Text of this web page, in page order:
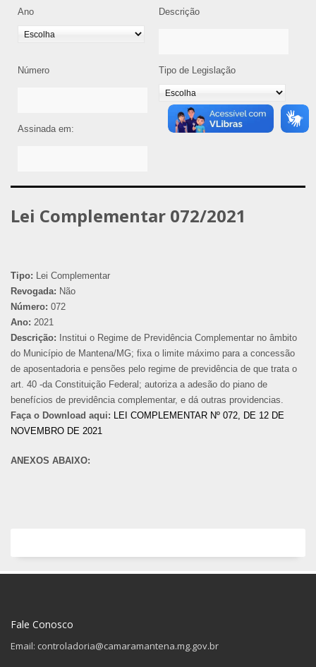
Ano Descrição
Número Tipo de Legislação
Assinada em:
Lei Complementar 072/2021
Tipo: Lei Complementar
Revogada: Não
Número: 072
Ano: 2021
Descrição: Institui o Regime de Previdência Complementar no âmbito
do Município de Mantena/MG; fixa o limite máximo para a concessão
de aposentadoria e pensões pelo regime de previdência de que trata o
art. 40 -da Constituição Federal; autoriza a adesão do piano de
benefícios de previdência complementar, e dá outras providencias.
Faça o Download aqui: LEI COMPLEMENTAR Nº 072, DE 12 DE
NOVEMBRO DE 2021
ANEXOS ABAIXO:
Fale Conosco
Email: controladoria@camaramantena.mg.gov.br